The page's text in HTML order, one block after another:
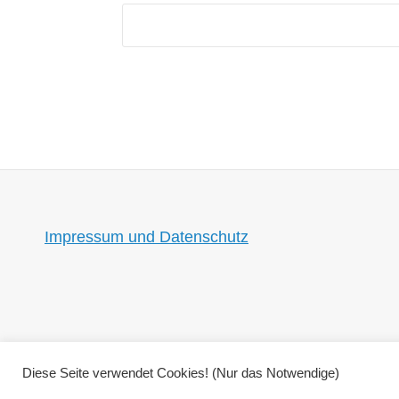
Impressum und Datenschutz
Diese Seite verwendet Cookies! (Nur das Notwendige)